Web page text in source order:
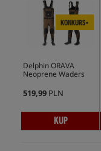
KONKURS+
Delphin ORAVA
Neoprene Waders
519,99 PLN
KUP